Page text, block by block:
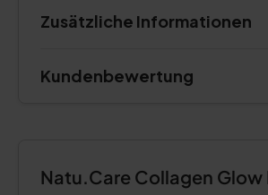
Zusätzliche Informationen
Kundenbewertung
Natu.Care Collagen Glow